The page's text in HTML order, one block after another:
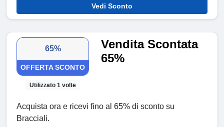
Vedi Sconto
65%
OFFERTA SCONTO
Utilizzato 1 volte
Vendita Scontata
65%
Acquista ora e ricevi fino al 65% di sconto su
Bracciali.